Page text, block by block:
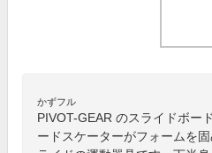
かずフル
PIVOT-GEAR のスライドボー
ードスケーターがフォームを